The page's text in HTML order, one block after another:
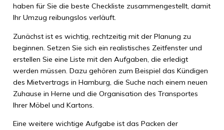
haben für Sie die beste Checkliste zusammengestellt, damit
Ihr Umzug reibungslos verläuft.
Zunächst ist es wichtig, rechtzeitig mit der Planung zu
beginnen. Setzen Sie sich ein realistisches Zeitfenster und
erstellen Sie eine Liste mit den Aufgaben, die erledigt
werden müssen. Dazu gehören zum Beispiel das Kündigen
des Mietvertrags in Hamburg, die Suche nach einem neuen
Zuhause in Herne und die Organisation des Transportes
Ihrer Möbel und Kartons.
Eine weitere wichtige Aufgabe ist das Packen der